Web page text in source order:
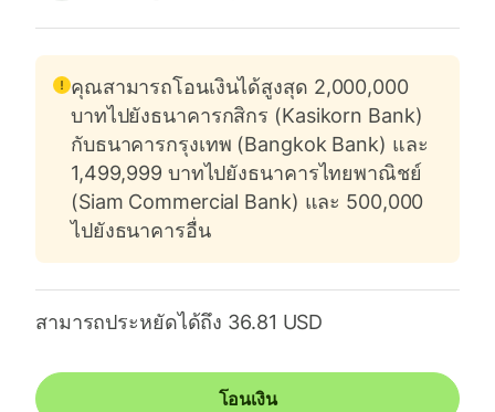
คุณสามารถโอนเงินได้สูงสุด 2,000,000
บาทไปยังธนาคารกสิกร (Kasikorn Bank)
กับธนาคารกรุงเทพ (Bangkok Bank) และ
1,499,999 บาทไปยังธนาคารไทยพาณิชย์
(Siam Commercial Bank) และ 500,000
ไปยังธนาคารอื่น
สามารถประหยัดได้ถึง 36.81 USD
โอนเงิน